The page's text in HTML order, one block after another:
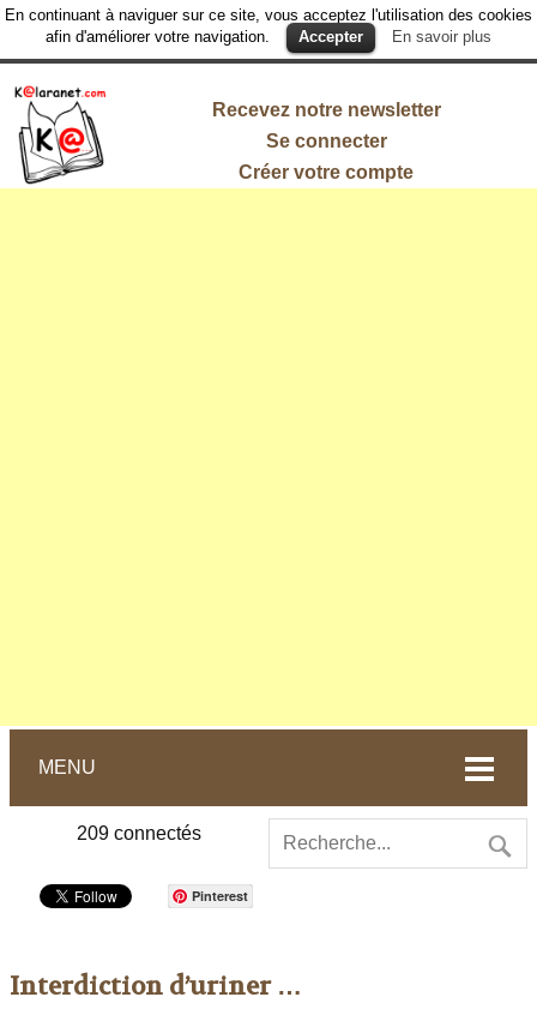
En continuant à naviguer sur ce site, vous acceptez l'utilisation des cookies
afin d'améliorer votre navigation.
Accepter En savoir plus
Recevez notre newsletter
Se connecter
Créer votre compte
MENU
209 connectés
Pinterest
Interdiction d’uriner …